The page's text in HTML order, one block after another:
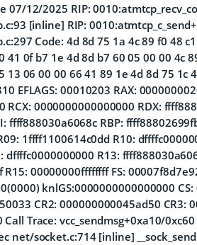
07/12/2025 RIP:
[inline] RIP:
Code: 4d 8d 75 1a 4c 89 f0 48
41 0f b7 1e 4d 8d b7 60 05 00 00 4c
13 06 00 00 66 41 89 1e 4d 8d 75 1c
EFLAGS: 00010203 RAX:
RCX: 0000000000000000 RDX:
ffff888030a6068c RBP:
1ffff1100614c0dd R10:
dffffc0000000000 R13:
00000000ffffffff FS:
knlGS:0000000000000000 CS:
CR2: 000000000045ad50 CR3:
Call Trace:vcc_sendmsg+0xa10/
net/socket.c:714 [inline]